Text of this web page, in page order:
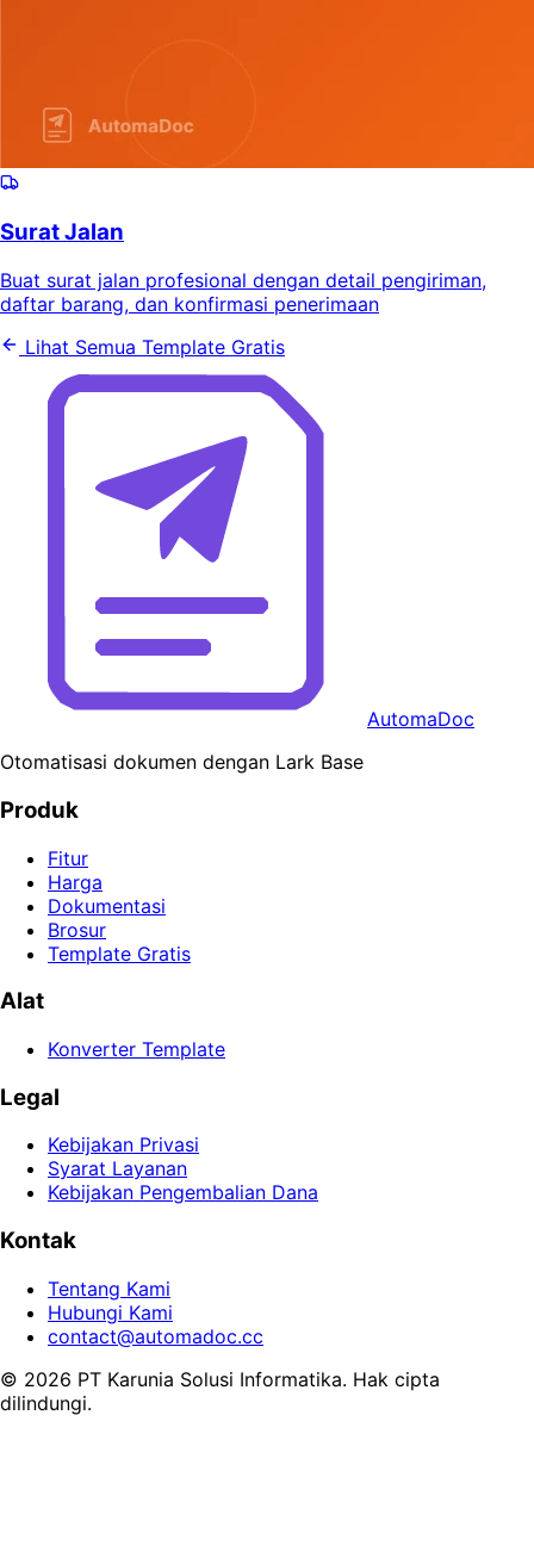
Surat Jalan
Buat surat jalan profesional dengan detail pengiriman,
daftar barang, dan konfirmasi penerimaan
Lihat Semua Template Gratis
AutomaDoc
Otomatisasi dokumen dengan Lark Base
Produk
Fitur
Harga
Dokumentasi
Brosur
Template Gratis
Alat
Konverter Template
Legal
Kebijakan Privasi
Syarat Layanan
Kebijakan Pengembalian Dana
Kontak
Tentang Kami
Hubungi Kami
contact@automadoc.cc
© 2026 PT Karunia Solusi Informatika. Hak cipta
dilindungi.